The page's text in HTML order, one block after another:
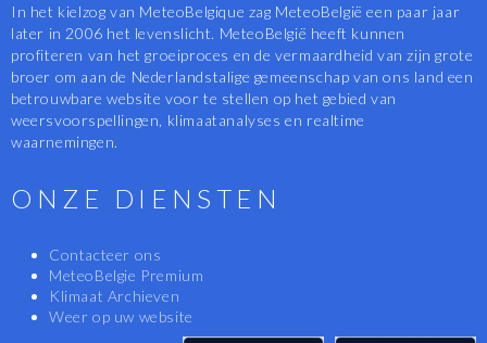
In het kielzog van MeteoBelgique zag MeteoBelgië een paar jaar
later in 2006 het levenslicht. MeteoBelgië heeft kunnen
profiteren van het groeiproces en de vermaardheid van zijn grote
broer om aan de Nederlandstalige gemeenschap van ons land een
betrouwbare website voor te stellen op het gebied van
weersvoorspellingen, klimaatanalyses en realtime
waarnemingen.
ONZE DIENSTEN
Contacteer ons
MeteoBelgie Premium
Klimaat Archieven
Weer op uw website